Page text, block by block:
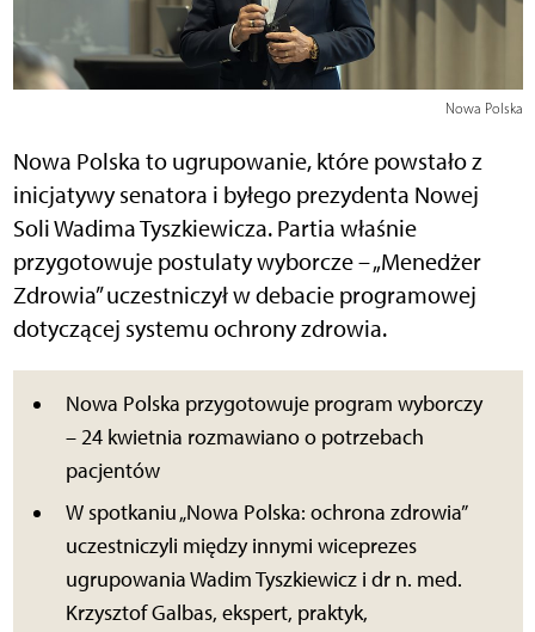
Nowa Polska
Nowa Polska to ugrupowanie, które powstało z
inicjatywy senatora i byłego prezydenta Nowej
Soli Wadima Tyszkiewicza. Partia właśnie
przygotowuje postulaty wyborcze – „Menedżer
Zdrowia” uczestniczył w debacie programowej
dotyczącej systemu ochrony zdrowia.
Nowa Polska przygotowuje program wyborczy
– 24 kwietnia rozmawiano o potrzebach
pacjentów
W spotkaniu „Nowa Polska: ochrona zdrowia”
uczestniczyli między innymi wiceprezes
ugrupowania Wadim Tyszkiewicz i dr n. med.
Krzysztof Galbas, ekspert, praktyk,